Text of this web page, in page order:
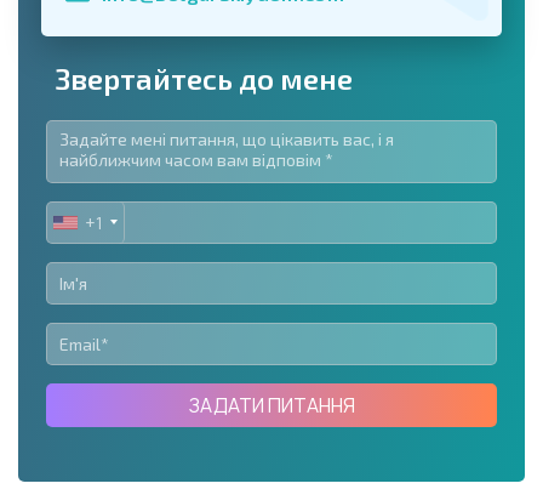
Звертайтесь до мене
UNITED
STATES
+1
+1
ЗАДАТИ ПИТАННЯ